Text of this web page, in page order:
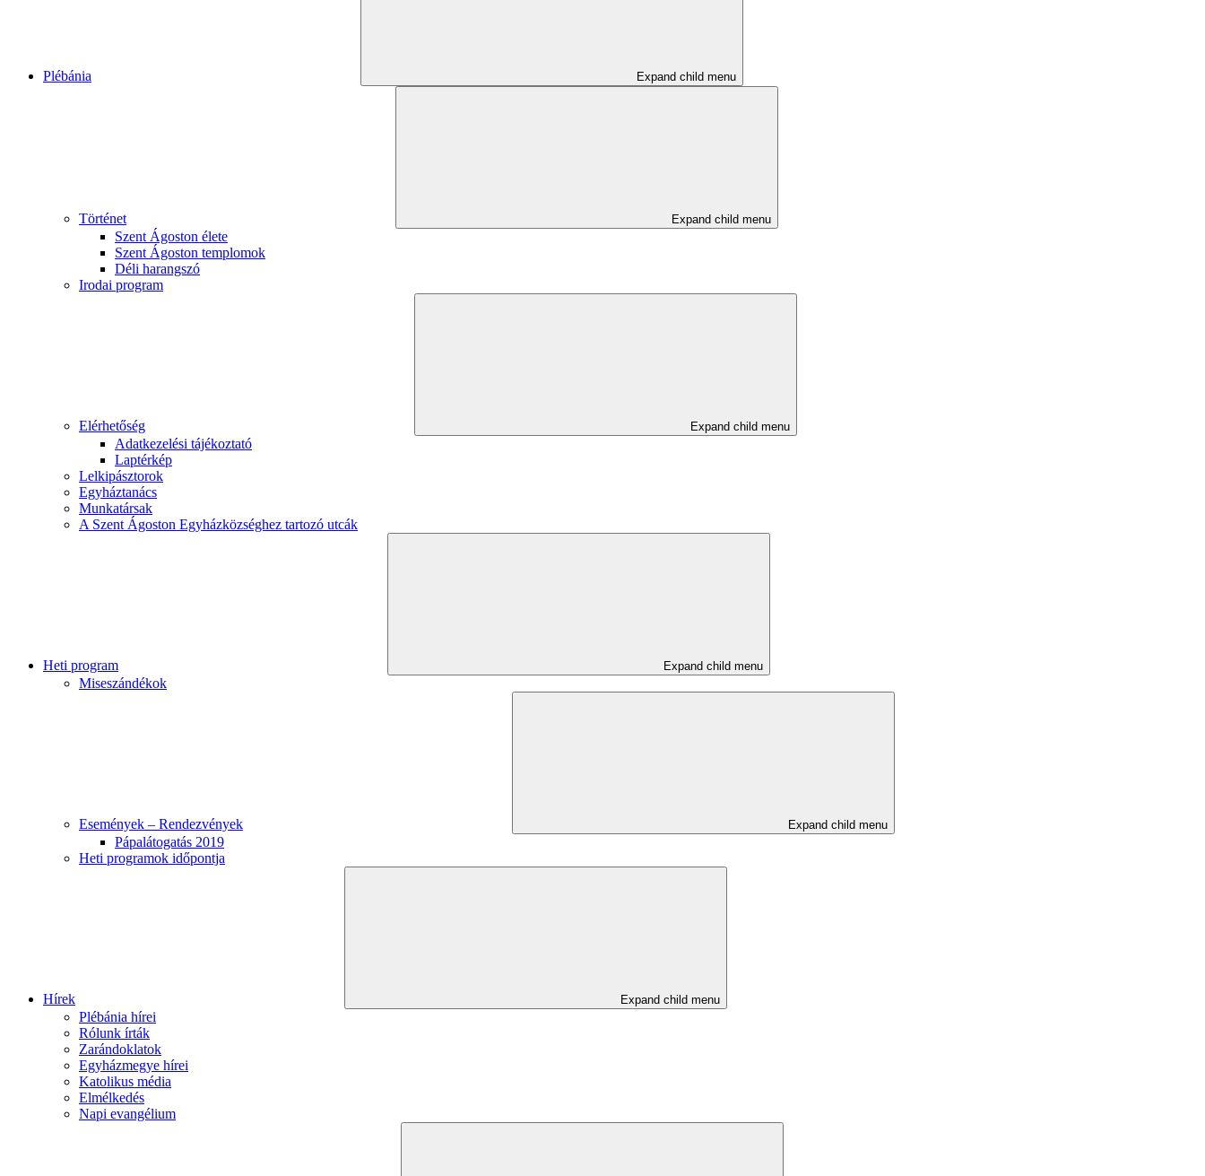
Plébánia Expand child menu
Történet Expand child menu
Szent Ágoston élete
Szent Ágoston templomok
Déli harangszó
Irodai program
Elérhetőség Expand child menu
Adatkezelési tájékoztató
Laptérkép
Lelkipásztorok
Egyháztanács
Munkatársak
A Szent Ágoston Egyházközséghez tartozó utcák
Heti program Expand child menu
Miseszándékok
Események – Rendezvények Expand child menu
Pápalátogatás 2019
Heti programok időpontja
Hírek Expand child menu
Plébánia hírei
Rólunk írták
Zarándoklatok
Egyházmegye hírei
Katolikus média
Elmélkedés
Napi evangélium